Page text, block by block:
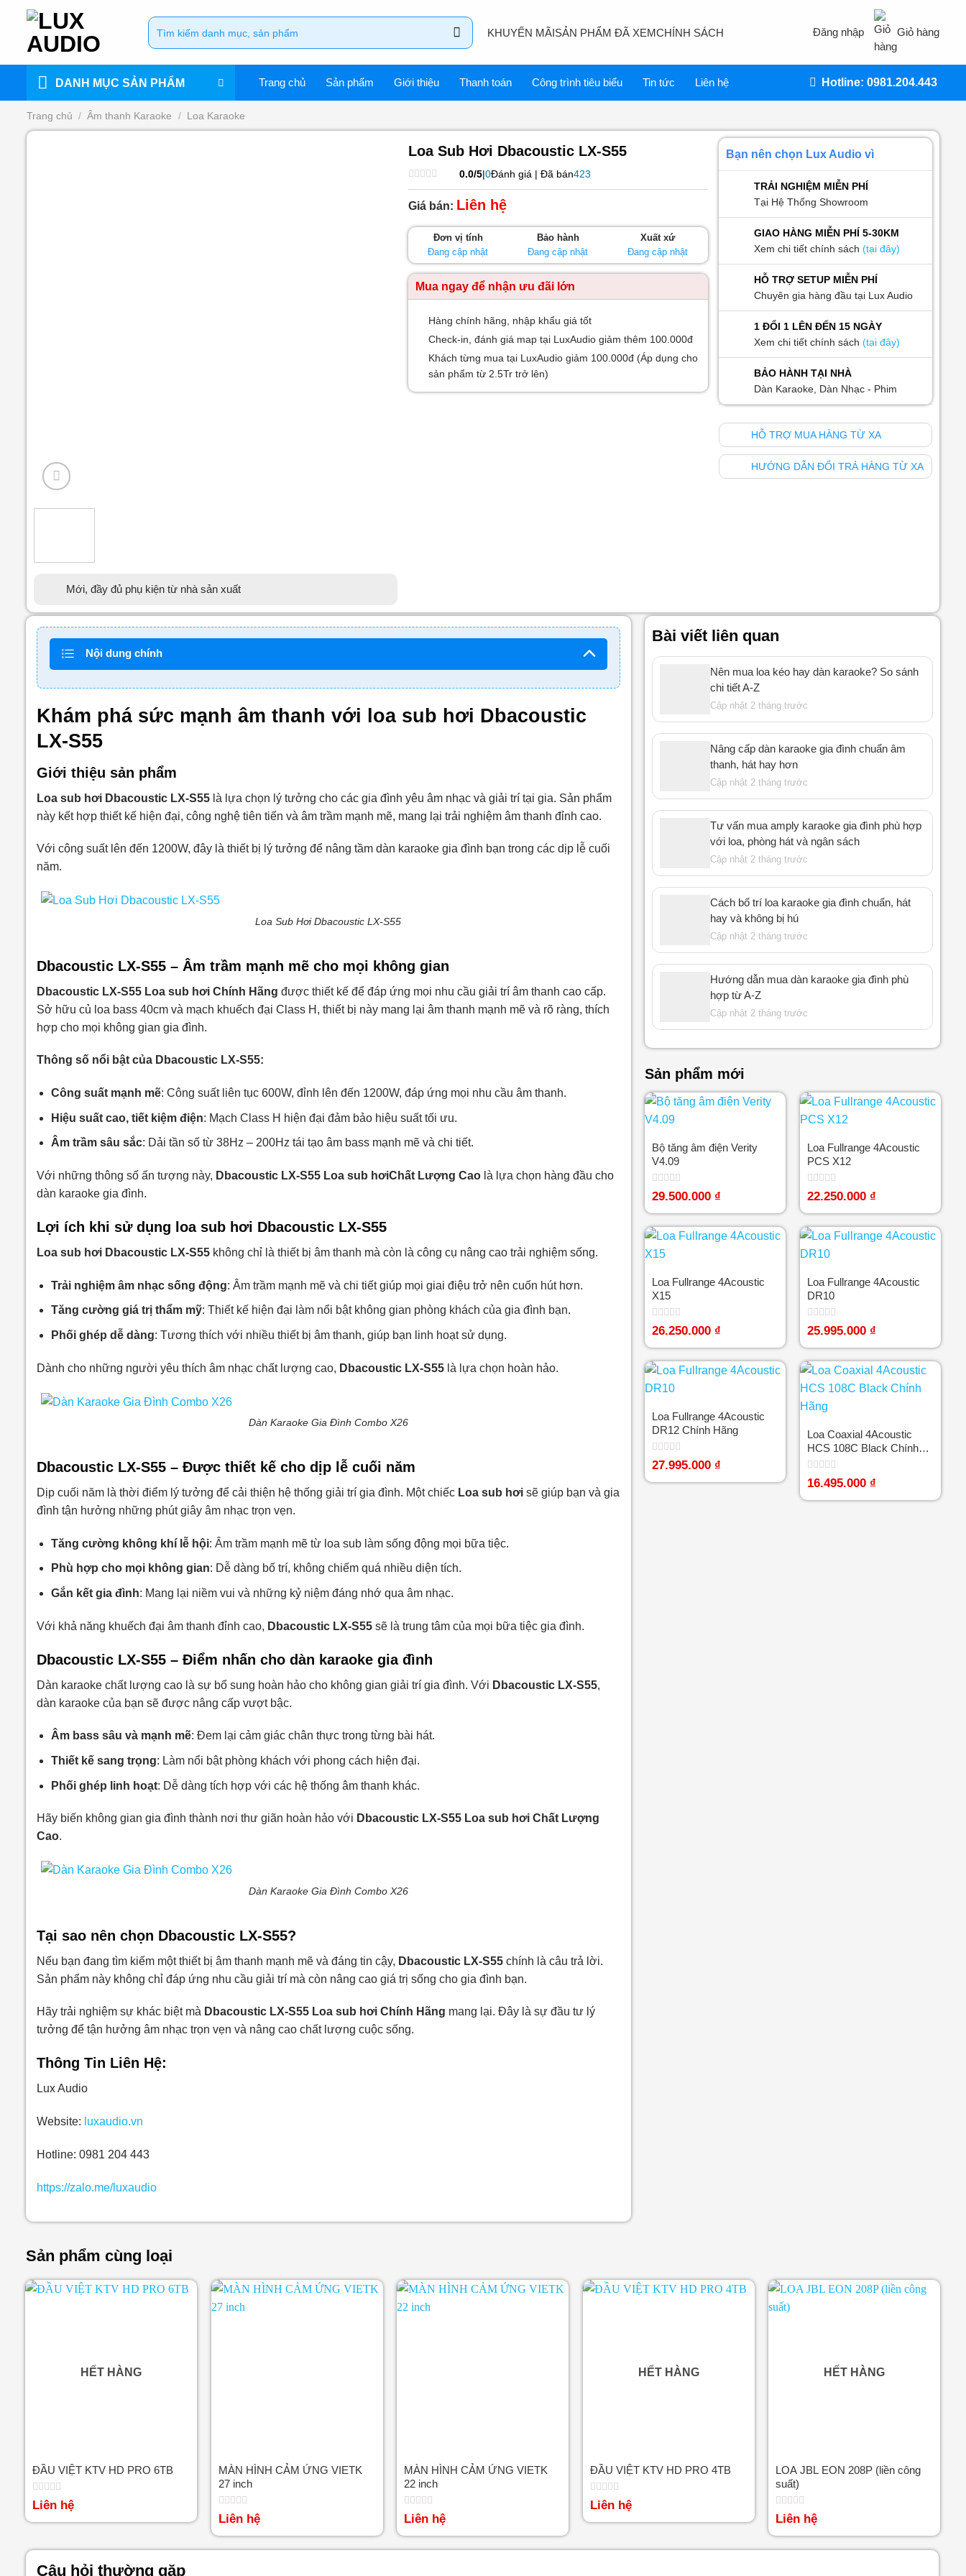
dung
Tìm
kiếm:
KHUYẾN MÃISẢN PHẨM ĐÃ XEMCHÍNH SÁCH Đăng nhập Giỏ hàng
DANH MỤC SẢN PHẨM Trang chủ Sản phẩm Giới thiệu Thanh toán Công trình tiêu biểu Tin tức Liên hệ Hotline: 0981.204.443
Trang chủ / Âm thanh Karaoke / Loa Karaoke
Mới, đầy đủ phụ kiện từ nhà sản xuất
Loa Sub Hơi Dbacoustic LX-S55
Được
xếp
hạng
5
0.0/5|0Đánh giá | Đã bán423
Giá bán: Liên hệ
Đơn vị tính
Đang cập nhật
Bảo hành
Đang cập nhật
Xuất xứ
Đang cập nhật
Mua ngay để nhận ưu đãi lớn
Hàng chính hãng, nhập khẩu giá tốt
Check-in, đánh giá map tại LuxAudio giảm thêm 100.000đ
Khách từng mua tại LuxAudio giảm 100.000đ (Áp dụng cho
sản phẩm từ 2.5Tr trở lên)
Bạn nên chọn Lux Audio vì
TRẢI NGHIỆM MIỄN PHÍ
Tại Hệ Thống Showroom
GIAO HÀNG MIỄN PHÍ 5-30KM
Xem chi tiết chính sách (tại đây)
HỖ TRỢ SETUP MIỄN PHÍ
Chuyên gia hàng đầu tại Lux Audio
1 ĐỔI 1 LÊN ĐẾN 15 NGÀY
Xem chi tiết chính sách (tại đây)
BẢO HÀNH TẠI NHÀ
Dàn Karaoke, Dàn Nhạc - Phim
HỖ TRỢ MUA HÀNG TỪ XA
HƯỚNG DẪN ĐỔI TRẢ HÀNG TỪ XA
Nội dung chính
Khám phá sức mạnh âm thanh với loa sub hơi Dbacoustic
LX-S55
Giới thiệu sản phẩm
Loa sub hơi Dbacoustic LX-S55là lựa chọn lý tưởng cho các gia đình yêu âm nhạc và giải trí tại gia. Sản phẩm
này kết hợp thiết kế hiện đại, công nghệ tiên tiến và âm trầm mạnh mẽ, mang lại trải nghiệm âm thanh đỉnh cao.
Với công suất lên đến 1200W, đây là thiết bị lý tưởng để nâng tầm dàn karaoke gia đình bạn trong các dịp lễ cuối
năm.
Loa Sub Hơi Dbacoustic LX-S55
Dbacoustic LX-S55 – Âm trầm mạnh mẽ cho mọi không gian
Dbacoustic LX-S55 Loa sub hơi Chính Hãng được thiết kế để đáp ứng mọi nhu cầu giải trí âm thanh cao cấp.
Sở hữu củ loa bass 40cm và mạch khuếch đại Class H, thiết bị này mang lại âm thanh mạnh mẽ và rõ ràng, thích
hợp cho mọi không gian gia đình.
Thông số nổi bật của Dbacoustic LX-S55:
Công suất mạnh mẽ: Công suất liên tục 600W, đỉnh lên đến 1200W, đáp ứng mọi nhu cầu âm thanh.
Hiệu suất cao, tiết kiệm điện: Mạch Class H hiện đại đảm bảo hiệu suất tối ưu.
Âm trầm sâu sắc: Dải tần số từ 38Hz – 200Hz tái tạo âm bass mạnh mẽ và chi tiết.
Với những thông số ấn tượng này, Dbacoustic LX-S55 Loa sub hơiChất Lượng Caolà lựa chọn hàng đầu cho
dàn karaoke gia đình.
Lợi ích khi sử dụng loa sub hơi Dbacoustic LX-S55
Loa sub hơi Dbacoustic LX-S55không chỉ là thiết bị âm thanh mà còn là công cụ nâng cao trải nghiệm sống.
Trải nghiệm âm nhạc sống động: Âm trầm mạnh mẽ và chi tiết giúp mọi giai điệu trở nên cuốn hút hơn.
Tăng cường giá trị thẩm mỹ: Thiết kế hiện đại làm nổi bật không gian phòng khách của gia đình bạn.
Phối ghép dễ dàng: Tương thích với nhiều thiết bị âm thanh, giúp bạn linh hoạt sử dụng.
Dành cho những người yêu thích âm nhạc chất lượng cao, Dbacoustic LX-S55là lựa chọn hoàn hảo.
Dàn Karaoke Gia Đình Combo X26
Dbacoustic LX-S55 – Được thiết kế cho dịp lễ cuối năm
Dịp cuối năm là thời điểm lý tưởng để cải thiện hệ thống giải trí gia đình. Một chiếc Loa sub hơisẽ giúp bạn và gia
đình tận hưởng những phút giây âm nhạc trọn vẹn.
Tăng cường không khí lễ hội: Âm trầm mạnh mẽ từ loa sub làm sống động mọi bữa tiệc.
Phù hợp cho mọi không gian: Dễ dàng bố trí, không chiếm quá nhiều diện tích.
Gắn kết gia đình: Mang lại niềm vui và những kỷ niệm đáng nhớ qua âm nhạc.
Với khả năng khuếch đại âm thanh đỉnh cao, Dbacoustic LX-S55sẽ là trung tâm của mọi bữa tiệc gia đình.
Dbacoustic LX-S55 – Điểm nhấn cho dàn karaoke gia đình
Dàn karaoke chất lượng cao là sự bổ sung hoàn hảo cho không gian giải trí gia đình. Với Dbacoustic LX-S55,
dàn karaoke của bạn sẽ được nâng cấp vượt bậc.
Âm bass sâu và mạnh mẽ: Đem lại cảm giác chân thực trong từng bài hát.
Thiết kế sang trọng: Làm nổi bật phòng khách với phong cách hiện đại.
Phối ghép linh hoạt: Dễ dàng tích hợp với các hệ thống âm thanh khác.
Hãy biến không gian gia đình thành nơi thư giãn hoàn hảo với Dbacoustic LX-S55 Loa sub hơi Chất Lượng
Cao.
Dàn Karaoke Gia Đình Combo X26
Tại sao nên chọn Dbacoustic LX-S55?
Nếu bạn đang tìm kiếm một thiết bị âm thanh mạnh mẽ và đáng tin cậy, Dbacoustic LX-S55chính là câu trả lời.
Sản phẩm này không chỉ đáp ứng nhu cầu giải trí mà còn nâng cao giá trị sống cho gia đình bạn.
Hãy trải nghiệm sự khác biệt mà Dbacoustic LX-S55 Loa sub hơi Chính Hãng mang lại. Đây là sự đầu tư lý
tưởng để tận hưởng âm nhạc trọn vẹn và nâng cao chất lượng cuộc sống.
Thông Tin Liên Hệ:
Lux Audio
Website: luxaudio.vn
Hotline: 0981 204 443
https://zalo.me/luxaudio
Bài viết liên quan
Nên mua loa kéo hay dàn karaoke? So sánh
chi tiết A-Z
Cập nhật 2 tháng trước
Nâng cấp dàn karaoke gia đình chuẩn âm
thanh, hát hay hơn
Cập nhật 2 tháng trước
Tư vấn mua amply karaoke gia đình phù hợp
với loa, phòng hát và ngân sách
Cập nhật 2 tháng trước
Cách bố trí loa karaoke gia đình chuẩn, hát
hay và không bị hú
Cập nhật 2 tháng trước
Hướng dẫn mua dàn karaoke gia đình phù
hợp từ A-Z
Cập nhật 2 tháng trước
Sản phẩm mới
Bộ tăng âm điện Verity
V4.09
Được
xếp
hạng
5
sao
29.500.000 ₫
Loa Fullrange 4Acoustic
PCS X12
Được
xếp
hạng
5
sao
22.250.000 ₫
Loa Fullrange 4Acoustic
X15
Được
xếp
hạng
5
sao
26.250.000 ₫
Loa Fullrange 4Acoustic
DR10
Được
xếp
hạng
5
sao
25.995.000 ₫
Loa Fullrange 4Acoustic
DR12 Chính Hãng
Được
xếp
hạng
27.995.000 ₫
Loa Coaxial 4Acoustic
HCS 108C Black Chính
Hãng
Được
xếp
hạng
16.495.000 ₫
Sản phẩm cùng loại
HẾT HÀNG
ĐẦU VIỆT KTV HD PRO 6TB
Được
xếp
hạng
sao
Liên hệ
MÀN HÌNH CẢM ỨNG VIETK
27 inch
Được
xếp
hạng
Liên hệ
MÀN HÌNH CẢM ỨNG VIETK
22 inch
Được
xếp
hạng
Liên hệ
HẾT HÀNG
ĐẦU VIỆT KTV HD PRO 4TB
Được
xếp
hạng
sao
Liên hệ
HẾT HÀNG
LOA JBL EON 208P (liền công
suất)
Được
xếp
hạng
Liên hệ
Câu hỏi thường gặp